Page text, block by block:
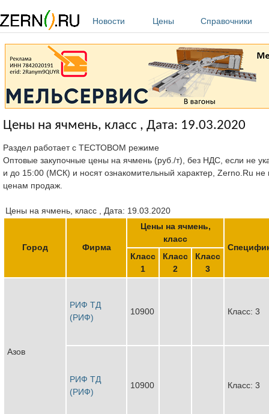
Новости
Цены Справочники
Цены на ячмень, класс , Дата: 19.03.2020
Раздел работает с ТЕСТОВОМ режиме
Оптовые закупочные цены на ячмень (руб./т), без НДС, если не
и до 15:00 (МСК) и носят ознакомительный характер, Zerno.Ru не
ценам продаж.
Цены на ячмень, класс , Дата: 19.03.2020
Город Фирма
Цены на ячмень,
класс
Класс
1
Класс
2
Класс
3
Азов
РИФ ТД
(РИФ)
10900 Класс: 3
РИФ ТД
(РИФ)
10900 Класс: 3